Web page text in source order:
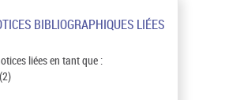
BIBLIOGRAPHIQUES LIÉES
liées en tant que :